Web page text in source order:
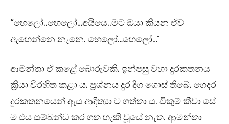
“හෙලෝ..හෙලෝ…අයියෙ..මට ඔයා කියන ඒව
ඇහෙන්නෙ නෑනෙ. හෙලෝ…හෙලෝ…”
ආමන්තා ඒ කළේ බොරුවකි. ඉන්පසු වහා දුරකතනය
ක්‍රියා විරහිත කළා ය. ප්‍රශ්නය දුර දිග ගොස් තිබේ. ගෙදර
දුරකතනයෙන් ඇය ආදිත්‍යා ට ගත්තා ය. විකුම් කීවා සේ
ම එය සම්බන්ධ කර ගත හැකි වූයේ නැත. ආමන්තා